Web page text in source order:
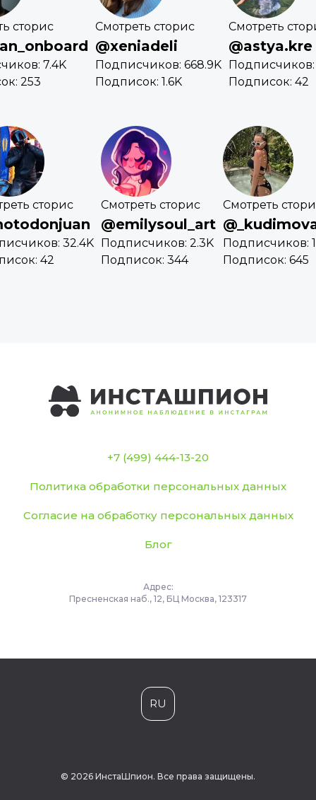
сторис
7.4K
253
Смотреть сторис
@xeniadeli
Подписчиков: 668.9K
Подписок: 1.6K
Смотреть
@astya.kre
Подписчиков:
Подписок: 42
сторис
32.4K
42
Смотреть сторис
@emilysoul_art
Подписчиков: 2.3K
Подписок: 344
Смотреть
Подписчиков:
Подписок: 645
+7 (499) 444-13-20
Политика обработки персональных данных
Согласие на обработку персональных данных
Блог
Адрес:
Пресненская наб., 12, БЦ Москва, 123317
RU
© 2026 ИнстаШпион. Все права защищены.